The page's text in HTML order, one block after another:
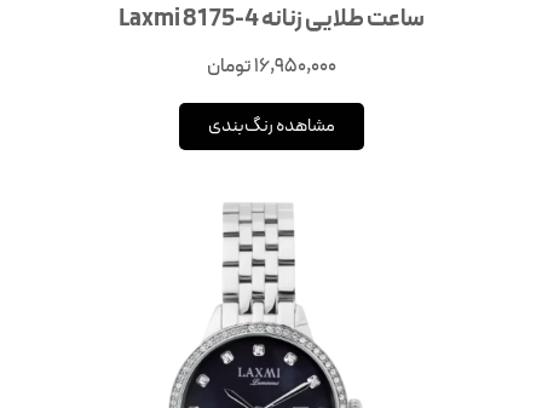
ساعت طلایی زنانه Laxmi 8175-4
16,950,000تومان
مشاهده رنگ‌بندی